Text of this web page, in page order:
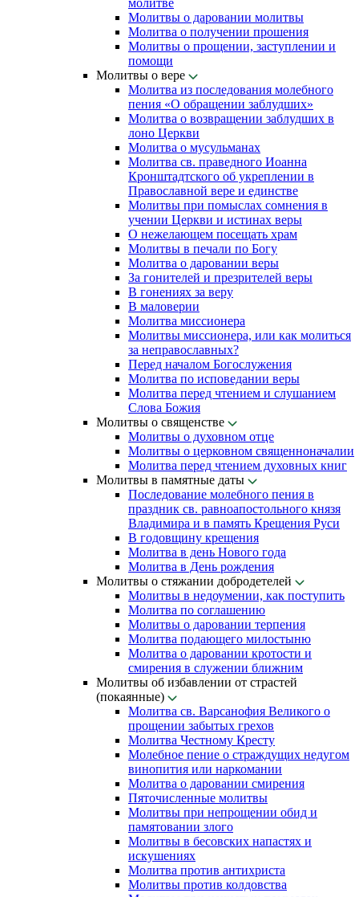
молитве
Молитвы о даровании молитвы
Молитва о получении прошения
Молитвы о прощении, заступлении и
помощи
Молитвы о вере
Молитва из последования молебного
пения «О обращении заблудших»
Молитва о возвращении заблудших в
лоно Церкви
Молитва о мусульманах
Молитва св. праведного Иоанна
Кронштадтского об укреплении в
Православной вере и единстве
Молитвы при помыслах сомнения в
учении Церкви и истинах веры
О нежелающем посещать храм
Молитвы в печали по Богу
Молитва о даровании веры
За гонителей и презрителей веры
В гонениях за веру
В маловерии
Молитва миссионера
Молитвы миссионера, или как молиться
за неправославных?
Перед началом Богослужения
Молитва по исповедании веры
Молитва перед чтением и слушанием
Слова Божия
Молитвы о священстве
Молитвы о духовном отце
Молитвы о церковном священноначалии
Молитва перед чтением духовных книг
Молитвы в памятные даты
Последование молебного пения в
праздник св. равноапостольного князя
Владимира и в память Крещения Руси
В годовщину крещения
Молитва в день Нового года
Молитва в День рождения
Молитвы о стяжании добродетелей
Молитвы в недоумении, как поступить
Молитва по соглашению
Молитвы о даровании терпения
Молитва подающего милостыню
Молитва о даровании кротости и
смирения в служении ближним
Молитвы об избавлении от страстей
(покаянные)
Молитва св. Варсанофия Великого о
прощении забытых грехов
Молитва Честному Кресту
Молебное пение о страждущих недугом
винопития или наркомании
Молитва о даровании смирения
Пяточисленные молитвы
Молитвы при непрощении обид и
памятовании злого
Молитвы в бесовских напастях и
искушениях
Молитва против антихриста
Молитвы против колдовства